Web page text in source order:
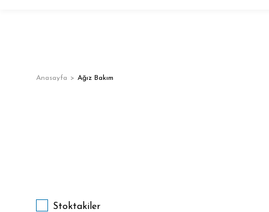
Anasayfa Ağız Bakım
Stoktakiler